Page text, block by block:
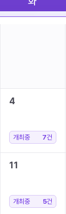
4
개최중 7건
11
개최중 5건